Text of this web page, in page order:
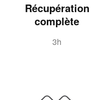
Récupération
complète
3h